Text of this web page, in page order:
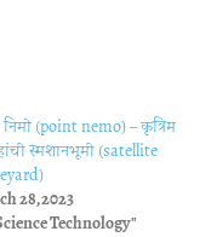
निमो (point nemo) – कृत्रिम
स्मशानभूमी (satellite
28, 2023
Technology"